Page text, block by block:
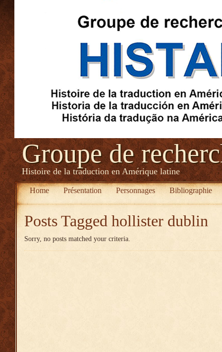
Groupe de
Histoire de la traduction en Amérique latine
Home Présentation Personnages Bibliographie
Posts Tagged hollister dublin
Sorry, no posts matched your criteria.